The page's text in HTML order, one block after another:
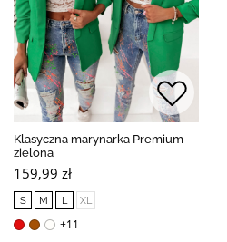
Klasyczna marynarka Premium
zielona
159,99 zł
S M L XL
+11